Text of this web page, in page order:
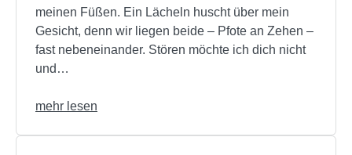
meinen Füßen. Ein Lächeln huscht über mein
Gesicht, denn wir liegen beide – Pfote an Zehen –
fast nebeneinander. Stören möchte ich dich nicht
und…
mehr lesen